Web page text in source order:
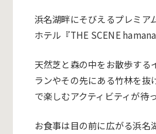
浜名湖畔にそびえるプレミア
ホテル『THE SCENE
天然芝と森の中をお散歩する
ランやその先にある竹林を抜
で楽しむアクティビティが待
お食事は目の前に広がる浜名